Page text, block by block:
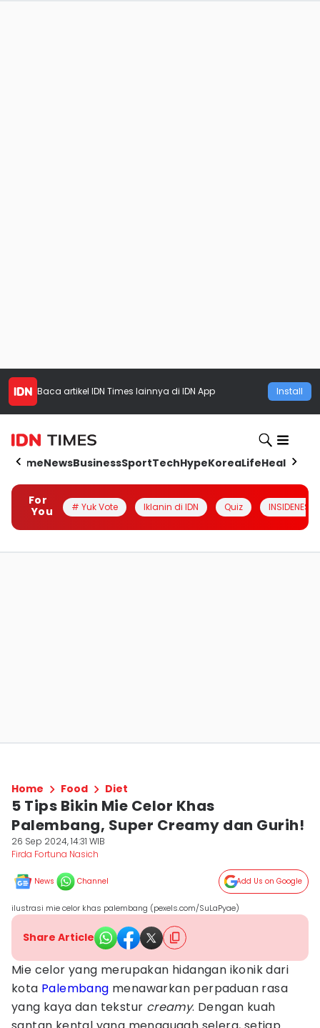
Baca artikel IDN Times lainnya di IDN App Install
HomeNewsBusinessSportTechHypeKoreaLifeHealth
For
You
# Yuk Vote Iklanin di IDN Quiz INSIDENESIA
Home Food Diet
5 Tips Bikin Mie Celor Khas
Palembang, Super Creamy dan Gurih!
26 Sep 2024, 14:31 WIB
Firda Fortuna Nasich
News Channel Add Us on Google
ilustrasi mie celor khas palembang (pexels.com/SuLaPyae)
Share Article
Mie celor yang merupakan hidangan ikonik dari
kota Palembang menawarkan perpaduan rasa
yang kaya dan tekstur creamy. Dengan kuah